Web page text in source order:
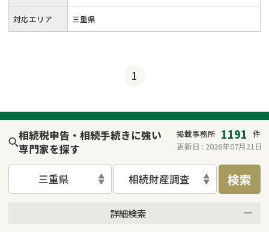
対応エリア 三重県
1
相続税申告・相続手続きに強い
専門家を探す
掲載事務所 1191 件
更新日 : 2026年07月21日
三重県 相続財産調査 検索
詳細検索